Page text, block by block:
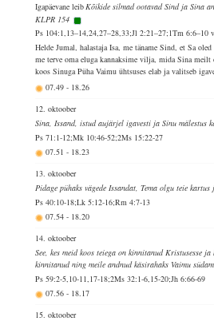
Igapäevane leibKõikide silmad ootavad Sind ja Sina
KLPR 154
Ps 104:1,13–14,24,27–28,33;Jl 2:21–27;1Tm
Helde Jumal, halastaja Isa, me täname Sind, et Sa
me terve oma eluga kannaksime vilja, mida Sina meilt
koos Sinuga Püha Vaimu ühtsuses elab ja valitseb
07.49- 18.26
12. oktoober
Sina, Issand, istud aujärjel igavesti ja Sinu mälestus
Ps 71:1-12;Mk 10:46-52;2Ms 15:22-27
07.51- 18.23
13. oktoober
Pidage pühaks vägede Issandat, Tema olgu teie
Ps 40:10-18;Lk 5:12-16;Rm 4:7-13
07.54- 18.20
14. oktoober
See, kes meid koos teiega on kinnitanud Kristusesse
kinnitanud ning meile andnud käsirahaks Vaimu
Ps 59:2-5,10-11,17-18;2Ms 32:1-6,15-20;Jh 6:66-69
07.56- 18.17
15. oktoober